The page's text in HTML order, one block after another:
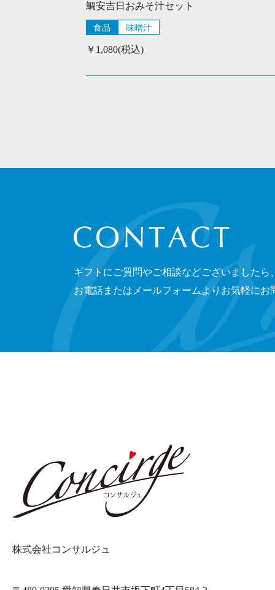
鯛安吉日おみそ汁セット
食品 味噌汁
￥1,080(税込)
CONTACT
ギフトにご質問やご相談などございましたら
お電話またはメールフォームよりお気軽にお
株式会社コンサルジュ